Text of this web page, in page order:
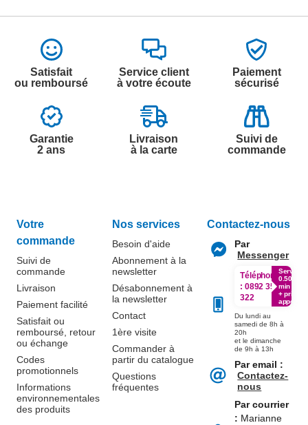
Satisfait
ou remboursé
Service client
à votre écoute
Paiement
sécurisé
Garantie
2 ans
Livraison
à la carte
Suivi de
commande
Votre
commande
Suivi de
commande
Livraison
Paiement facilité
Satisfait ou
remboursé, retour
ou échange
Codes
promotionnels
Informations
environnementales
des produits
Nos services
Besoin d'aide
Abonnement à la
newsletter
Désabonnement à
la newsletter
Contact
1ère visite
Commander à
partir du catalogue
Questions
fréquentes
Contactez-nous
Par
Messenger
Téléphone
: 0892 350
322
Service
0.50€ /
min
+ prix
appel
Du lundi au
samedi de 8h à
20h
et le dimanche
de 9h à 13h
Par email :
Contactez-
nous
Par courrier
: Marianne